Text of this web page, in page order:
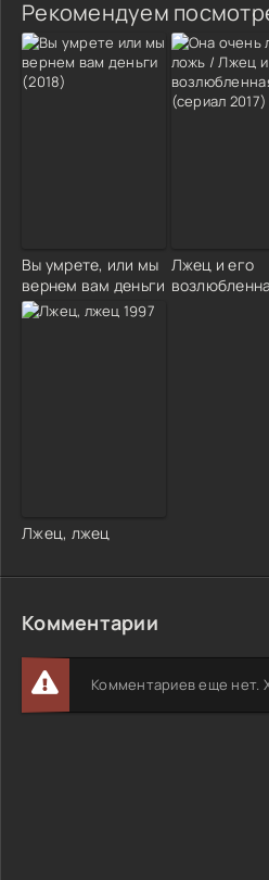
Рекомендуем
Вы умрете, или мы
вернем вам деньги
Лжец и его
Лжец, лжец
Комментарии
Комментариев еще нет.